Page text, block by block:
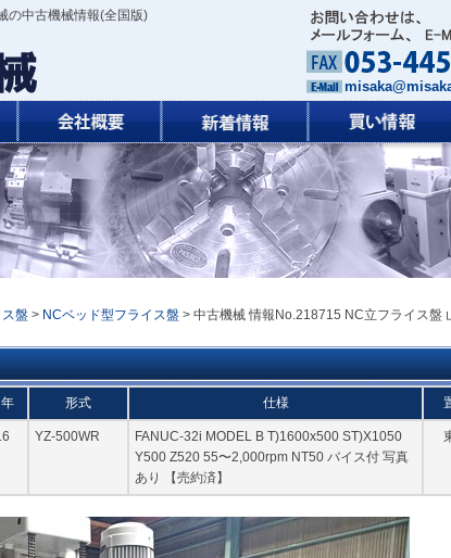
の中古機械情報(全国版)
ス盤 > NCベッド型フライス盤 > 中古機械 情報No.218715 NC立フライス盤
形式 仕様
YZ-500WR
FANUC-32i MODEL B T)1600x500 ST)X1050
Y500 Z520 55〜2,000rpm NT50 バイス付 写真
あり 【売約済】